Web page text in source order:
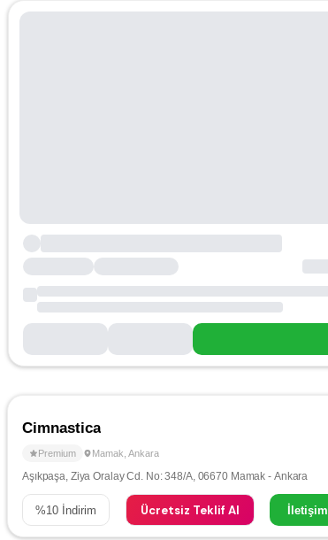
Cimnastica
Premium Mamak Ankara
Aşıkpaşa, Ziya Oralay Cd. No: 348/A, 06670 Mamak - Ankara
%10 İndirim Ücretsiz Teklif Al İletişim